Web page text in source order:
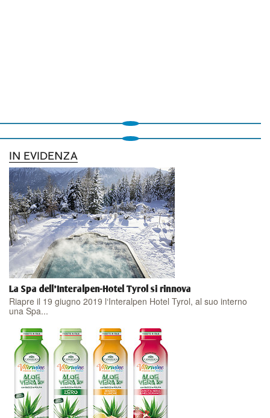
IN EVIDENZA
La Spa dell'Interalpen-Hotel Tyrol si rinnova
Riapre il 19 giugno 2019 l‘Interalpen Hotel Tyrol, al suo interno
una Spa...